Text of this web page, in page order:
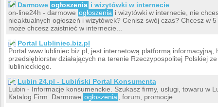
Darmowe ogłoszenia i wizytówki w internecie
on-line24h - darmowe ogłoszenia i wizytówki w internecie, nie
nieaktualnych ogłoszeń i wizytówek? Cenisz swój czas? Chcesz w
może chcesz zaistnieć w internecie...
Portal Lubliniec.biz.pl
Portal www.lubliniec.biz.pl, jest internetową platformą
przedsiębiorstw działających na terenie Rzeczypospolitej Polskiej
lublinieckiego.
Lubin 24.pl - Lubiński Portal Konsumenta
Lubin - Informacje konsumenckie. Szukasz firmy, usługi, towaru w
Katalog Firm. Darmowe ogłoszenia
, forum, promocje.